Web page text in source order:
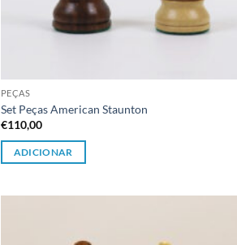
PEÇAS
Set Peças American Staunton
€110,00
ADICIONAR